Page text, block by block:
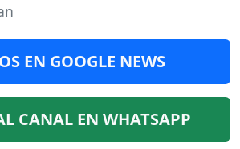
EN GOOGLE NEWS
CANAL EN WHATSAPP